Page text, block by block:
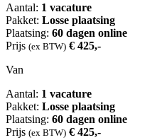
Aantal: 1 vacature
Pakket: Losse plaatsing
Plaatsing: 60 dagen online
Prijs (ex BTW) € 425,-
Van
Aantal: 1 vacature
Pakket: Losse plaatsing
Plaatsing: 60 dagen online
Prijs (ex BTW) € 425,-